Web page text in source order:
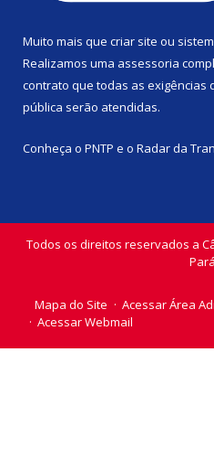
Muito mais que criar site ou
Realizamos uma assessoria
contrato que todas as exigências
pública serão atendidas.
Conheça o PNTP e o Radar da
Todos os direitos reservados a
Mapa do Site
Acessar Área
Acessar Webmail